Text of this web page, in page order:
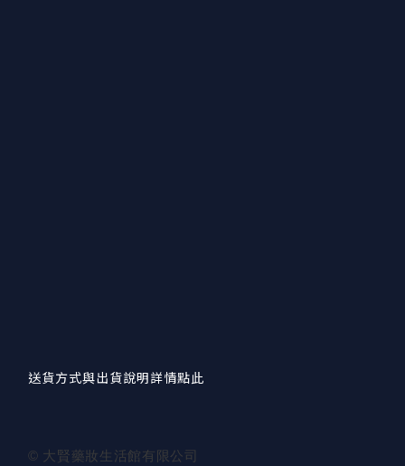
送貨方式與出貨說明詳情點此
© 大賢藥妝生活館有限公司